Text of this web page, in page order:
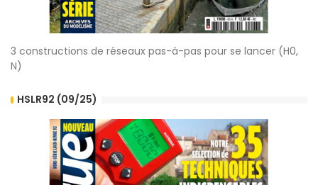
3 constructions de réseaux pas-à-pas pour se lancer (H0,
N)
HSLR92 (09/25)